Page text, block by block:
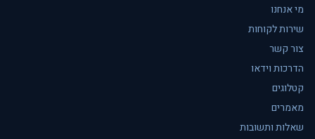
מי אנחנו
שירות לקוחות
צור קשר
הדרכות וידאו
קטלוגים
מאמרים
שאלות ותשובות